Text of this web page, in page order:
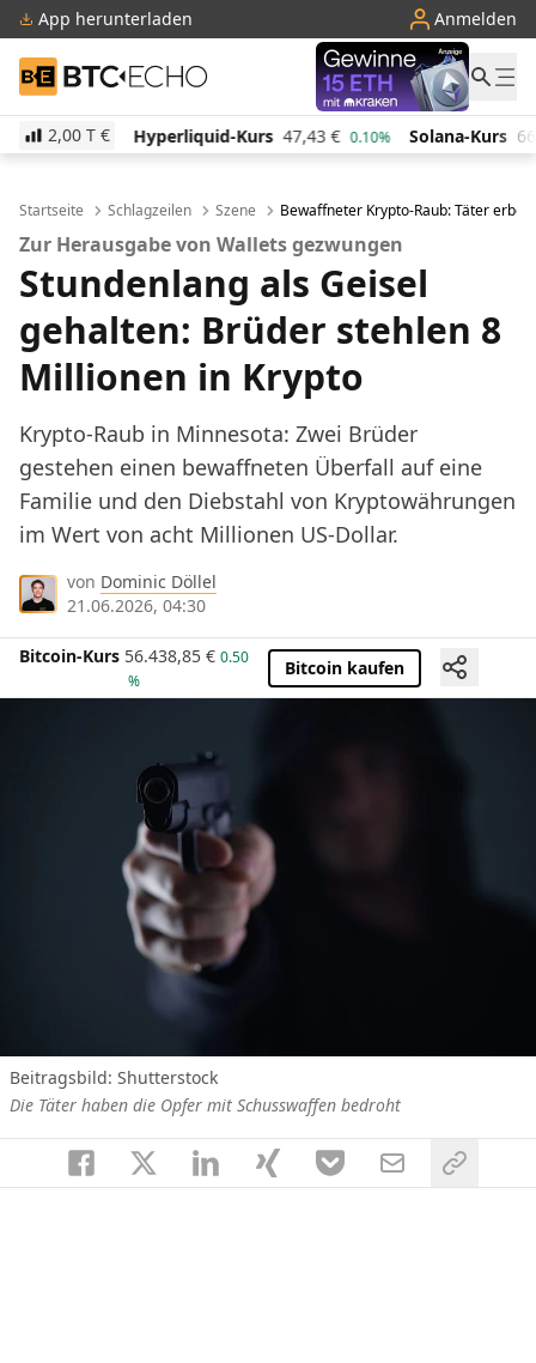
App herunterladen Anmelden
BTC-ECHO
2,00 T €
Kurs 47,43 € 0.10% Solana-Kurs 66,57 € 0.70%
Startseite Schlagzeilen Szene Bewaffneter Krypto-Raub: Täter
Zur Herausgabe von Wallets gezwungen
Stundenlang als Geisel
gehalten: Brüder stehlen 8
Millionen in Krypto
Krypto-Raub in Minnesota: Zwei Brüder
gestehen einen bewaffneten Überfall auf eine
Familie und den Diebstahl von Kryptowährungen
im Wert von acht Millionen US-Dollar.
von Dominic Döllel
21.06.2026, 04:30
Bitcoin-Kurs 56.438,85 € 0.50
%
Bitcoin kaufen
Beitragsbild: Shutterstock
Die Täter haben die Opfer mit Schusswaffen bedroht